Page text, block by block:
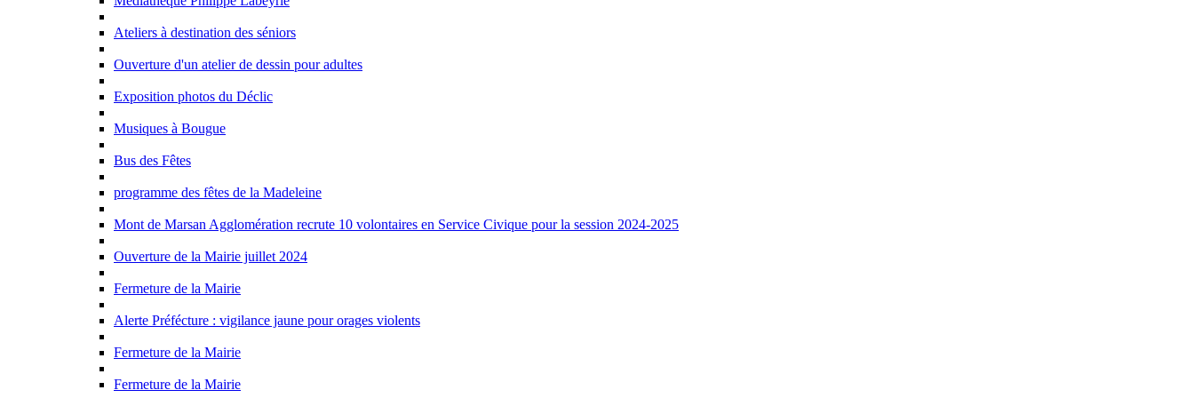
Ateliers à destination des séniors
Ouverture d'un atelier de dessin pour adultes
Exposition photos du Déclic
Musiques à Bougue
Bus des Fêtes
programme des fêtes de la Madeleine
Mont de Marsan Agglomération recrute 10 volontaires en Service Civique pour la session 2024-2025
Ouverture de la Mairie juillet 2024
Fermeture de la Mairie
Alerte Préfécture : vigilance jaune pour orages violents
Fermeture de la Mairie
Fermeture de la Mairie